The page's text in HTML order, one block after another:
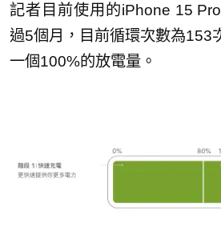
記者目前使用的iPhone 15
過5個月，目前循環次數為153
一個100%的放電量。